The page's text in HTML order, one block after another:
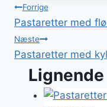
Forrige
Pastaretter med
Næste
Pastaretter med